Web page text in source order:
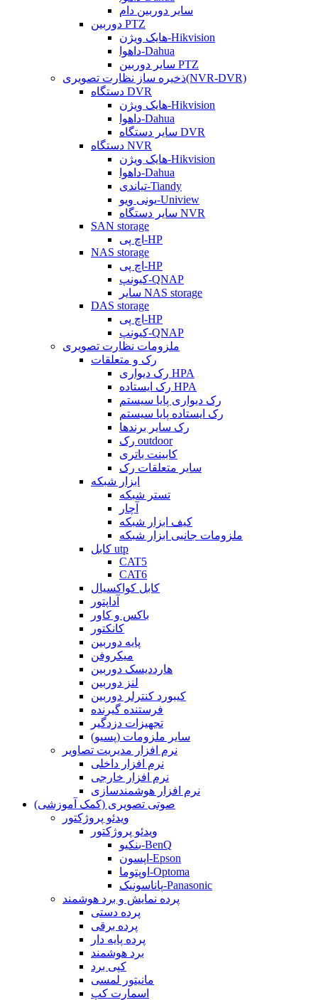
سایر دوربین دام
دوربین PTZ
هایک ویژن-Hikvision
داهوا-Dahua
سایر دوربین PTZ
ذخیره ساز نظارت تصویری(NVR-DVR)
دستگاه DVR
هایک ویژن-Hikvision
داهوا-Dahua
سایر دستگاه DVR
دستگاه NVR
هایک ویژن-Hikvision
داهوا-Dahua
تیاندی-Tiandy
یونی ویو-Uniview
سایر دستگاه NVR
SAN storage
اچ پی-HP
NAS storage
اچ پی-HP
کیونپ-QNAP
سایر NAS storage
DAS storage
اچ پی-HP
کیونپ-QNAP
ملزومات نظارت تصویری
رک و متعلقات
رک دیواری HPA
رک ایستاده HPA
رک دیواری پایا سیستم
رک ایستاده پایا سیستم
رک سایر برندها
رک outdoor
کابینت باتری
سایر متعلقات رک
ابزار شبکه
تستر شبکه
آچار
کیف ابزار شبکه
ملزومات جانبی ابزار شبکه
کابل utp
CAT5
CAT6
کابل کواکسیال
آداپتور
باکس و کاور
کانکتور
پایه دوربین
میکروفن
هارددیسک دوربین
لنز دوربین
کیبورد کنترلر دوربین
فرستنده گیرنده
تجهیزات دزدگیر
سایر ملزومات (پسیو)
نرم افزار مدیریت تصاویر
نرم افزار داخلی
نرم افزار خارجی
نرم افزار هوشمندسازی
صوتی تصویری (کمک آموزشی)
ویدئو پروژکتور
ویدئو پروژکتور
بنکیو-BenQ
اپسون-Epson
اوپتوما-Optoma
پاناسونیک-Panasonic
پرده نمایش و برد هوشمند
پرده دستی
پرده برقی
پرده پایه دار
برد هوشمند
کپی برد
مانیتور لمسی
اسمارت کپ